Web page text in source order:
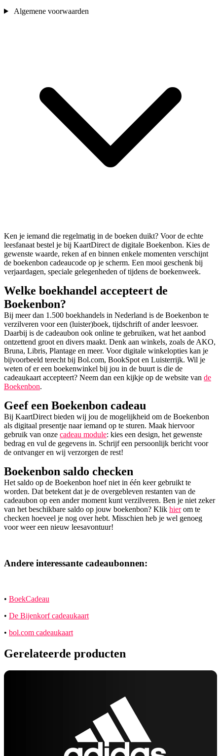
Algemene voorwaarden
Ken je iemand die regelmatig in de boeken duikt? Voor de echte
leesfanaat bestel je bij KaartDirect de digitale Boekenbon. Kies de
gewenste waarde, reken af en binnen enkele momenten verschijnt
de boekenbon cadeaucode op je scherm. Een mooi geschenk bij
verjaardagen, speciale gelegenheden of tijdens de boekenweek.
Welke boekhandel accepteert de
Boekenbon?
Bij meer dan 1.500 boekhandels in Nederland is de Boekenbon te
verzilveren voor een (luister)boek, tijdschrift of ander leesvoer.
Daarbij is de cadeaubon ook online te gebruiken, wat het aanbod
ontzettend groot en divers maakt. Denk aan winkels, zoals de AKO,
Bruna, Libris, Plantage en meer. Voor digitale winkelopties kan je
bijvoorbeeld terecht bij Bol.com, BookSpot en Luisterrijk. Wil je
weten of er een boekenwinkel bij jou in de buurt is die de
cadeaukaart accepteert? Neem dan een kijkje op de website van de
Boekenbon.
Geef een Boekenbon cadeau
Bij KaartDirect bieden wij jou de mogelijkheid om de Boekenbon
als digitaal presentje naar iemand op te sturen. Maak hiervoor
gebruik van onze cadeau module: kies een design, het gewenste
bedrag en vul de gegevens in. Schrijf een persoonlijk bericht voor
de ontvanger en wij verzorgen de rest!
Boekenbon saldo checken
Het saldo op de Boekenbon hoef niet in één keer gebruikt te
worden. Dat betekent dat je de overgebleven restanten van de
cadeaubon op een ander moment kunt verzilveren. Ben je niet zeker
van het beschikbare saldo op jouw boekenbon? Klik hierom te
checken hoeveel je nog over hebt. Misschien heb je wel genoeg
voor weer een nieuw leesavontuur!
Andere interessante cadeaubonnen:
• BoekCadeau
• De Bijenkorf cadeaukaart
• bol.com cadeaukaart
Gerelateerde producten